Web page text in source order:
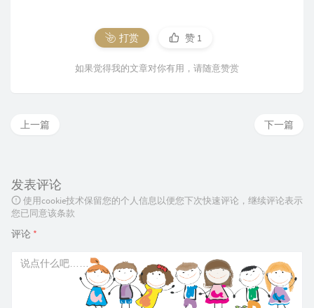
打赏 赞 1
如果觉得我的文章对你有用，请随意赞赏
下一篇
上一篇
发表评论
使用cookie技术保留您的个人信息以便您下次快速评论，继续评论表示
您已同意该条款
评论 *